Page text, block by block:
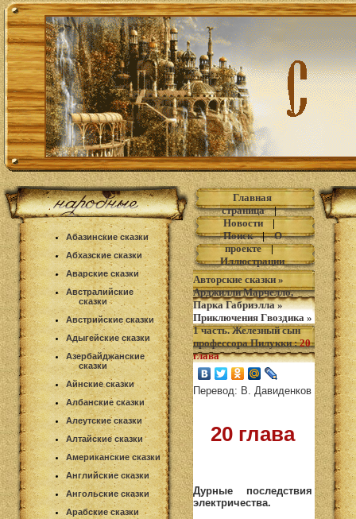
Абазинские сказки
Абхазские сказки
Аварские сказки
Австралийские
сказки
Австрийские сказки
Адыгейские сказки
Азербайджанские
сказки
Айнские сказки
Албанские сказки
Алеутские сказки
Алтайские сказки
Американские сказки
Английские сказки
Ангольские сказки
Арабские сказки
Главная
страница|
Новости|
Поиск|О
проекте|
Иллюстрации
Авторские сказки »
Арджилли Марчелло,
Парка Габриэлла»
Приключения Гвоздика »
1 часть. Железный сын
профессора Пилукки: 20
глава
Перевод: В. Давиденков
20 глава
Дурные последствия
электричества.